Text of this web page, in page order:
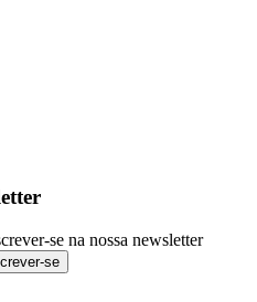
se na nossa newsletter
se